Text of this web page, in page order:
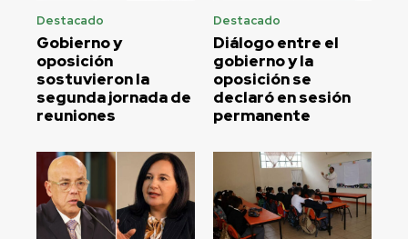
Destacado
Gobierno y
oposición
sostuvieron la
segunda jornada de
reuniones
Destacado
Diálogo entre el
gobierno y la
oposición se
declaró en sesión
permanente